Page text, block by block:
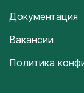
Документация
Вакансии
Политика